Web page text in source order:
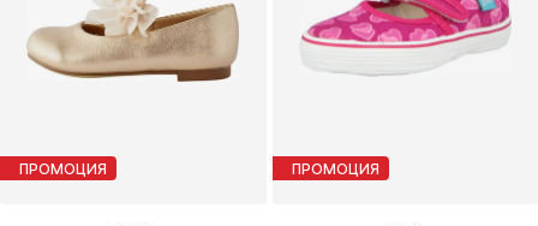
ПРОМОЦИЯ ПРОМОЦИЯ